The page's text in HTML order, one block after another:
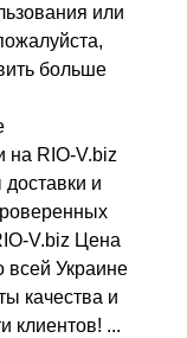
или
больше
на RIO-V.biz
и
V.biz Цена
всей Украине
качества и
клиентов! ...